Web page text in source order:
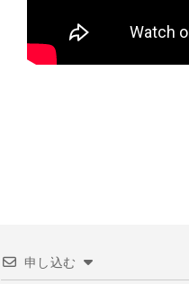
申し込む